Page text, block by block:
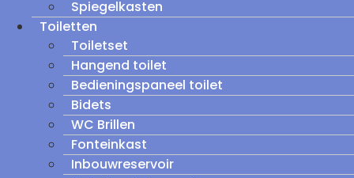
Spiegelkasten
Toiletten
Toiletset
Hangend toilet
Bedieningspaneel toilet
Bidets
WC Brillen
Fonteinkast
Inbouwreservoir